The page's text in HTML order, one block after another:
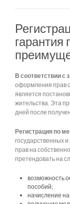
гарантия
В соответствии с
оформления прав
является
жительства. Эта
дней после
Регистрация по
государственных
прав на
претендовать на
возможность
пособий;
начисление